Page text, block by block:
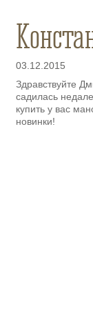
03.12.2015
Здравствуйте
садилась
купить у вас
новинки!